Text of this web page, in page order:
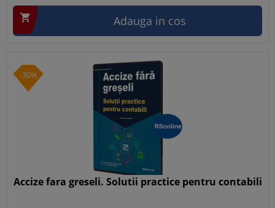
 Adauga in cos
-30%
Accize fara greseli. Solutii practice pentru contabili